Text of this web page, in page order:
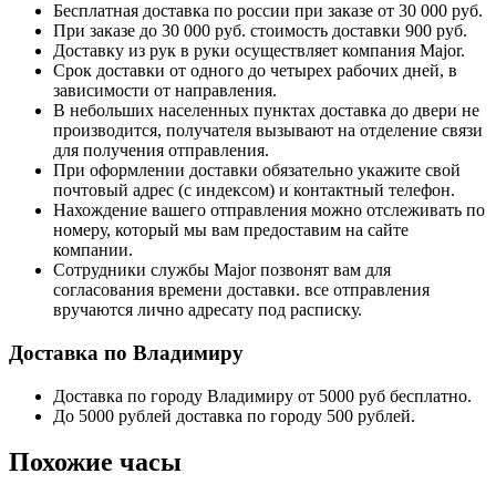
Бесплатная доставка по россии при заказе от 30 000 руб.
При заказе до 30 000 руб. стоимость доставки 900 руб.
Доставку из рук в руки осуществляет компания Major.
Срок доставки от одного до четырех рабочих дней, в
зависимости от направления.
В небольших населенных пунктах доставка до двери не
производится, получателя вызывают на отделение связи
для получения отправления.
При оформлении доставки обязательно укажите свой
почтовый адрес (с индексом) и контактный телефон.
Нахождение вашего отправления можно отслеживать по
номеру, который мы вам предоставим на сайте
компании.
Сотрудники службы Major позвонят вам для
согласования времени доставки. все отправления
вручаются лично адресату под расписку.
Доставка по Владимиру
Доставка по городу Владимиру от 5000 руб бесплатно.
До 5000 рублей доставка по городу 500 рублей.
Похожие часы